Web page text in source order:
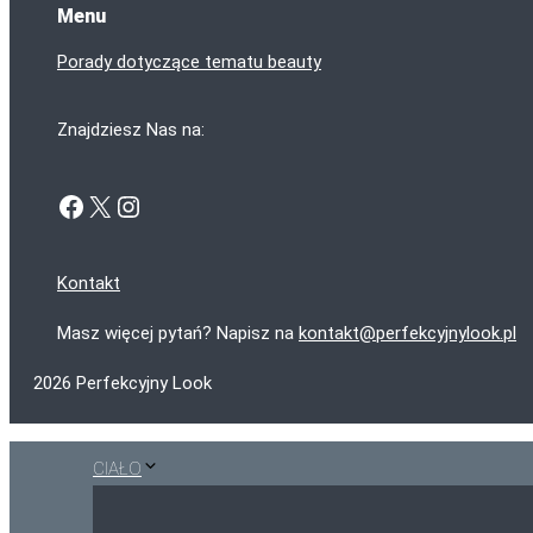
Menu
Porady dotyczące tematu beauty
Znajdziesz Nas na:
Facebook
X Instagram
Kontakt
Masz więcej pytań? Napisz na kontakt@perfekcyjnylook.pl
2026 Perfekcyjny Look
CIAŁO